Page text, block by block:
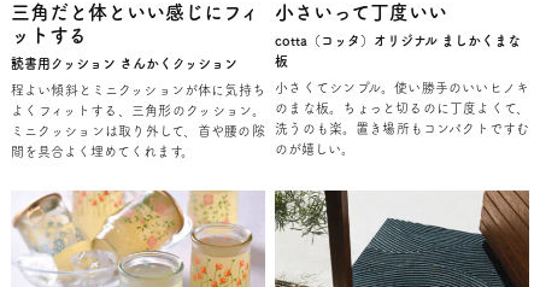
三角だと体といい感じにフィ
ットする
読書用クッション さんかくクッション
程よい傾斜とミニクッションが体に気持ち
よくフィットする、三角形のクッション。
ミニクッションは取り外して、首や腰の隙
間を具合よく埋めてくれます。
小さいって丁度いい
cotta（コッタ）オリジナル ましかくまな
板
小さくてシンプル。使い勝手のいいヒノキ
のまな板。ちょっと切るのに丁度よくて、
洗うのも楽。置き場所もコンパクトですむ
のが嬉しい。